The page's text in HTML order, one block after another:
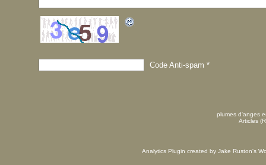
Code Anti-spam *
plumes d'anges
Articles
Analytics Plugin created by Jake Ruston's